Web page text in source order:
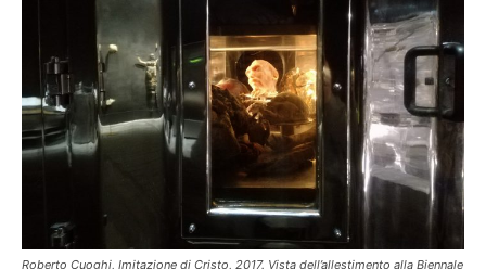
Roberto Cuoghi, Imitazione di Cristo, 2017. Vista dell’allestimento alla Biennale